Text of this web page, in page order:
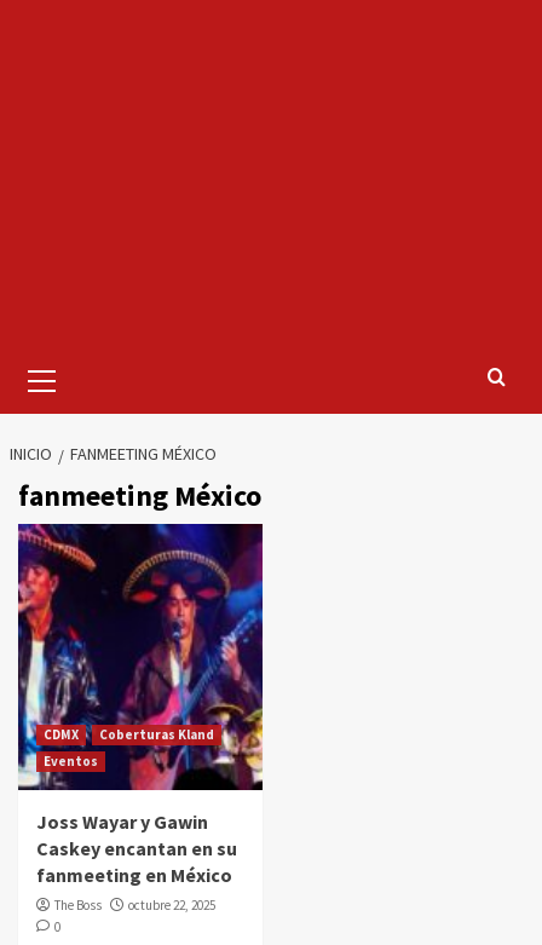
primario
INICIO FANMEETING MÉXICO
fanmeeting México
CDMX
Coberturas Kland
Eventos
Joss Wayar y Gawin
Caskey encantan en su
fanmeeting en México
The Boss
octubre 22, 2025
0